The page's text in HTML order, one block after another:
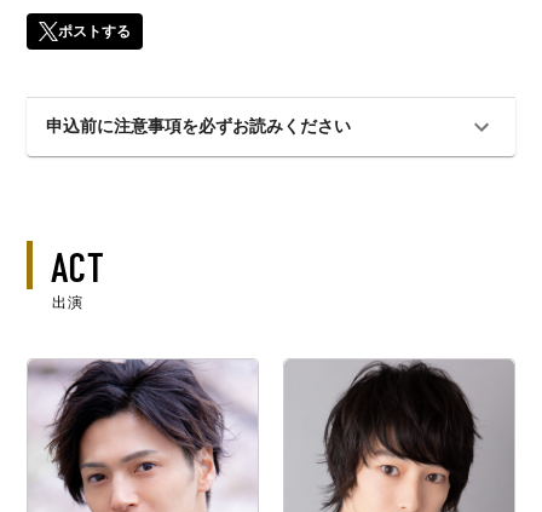
ポストする
申込前に注意事項を必ずお読みください
ACT
出演